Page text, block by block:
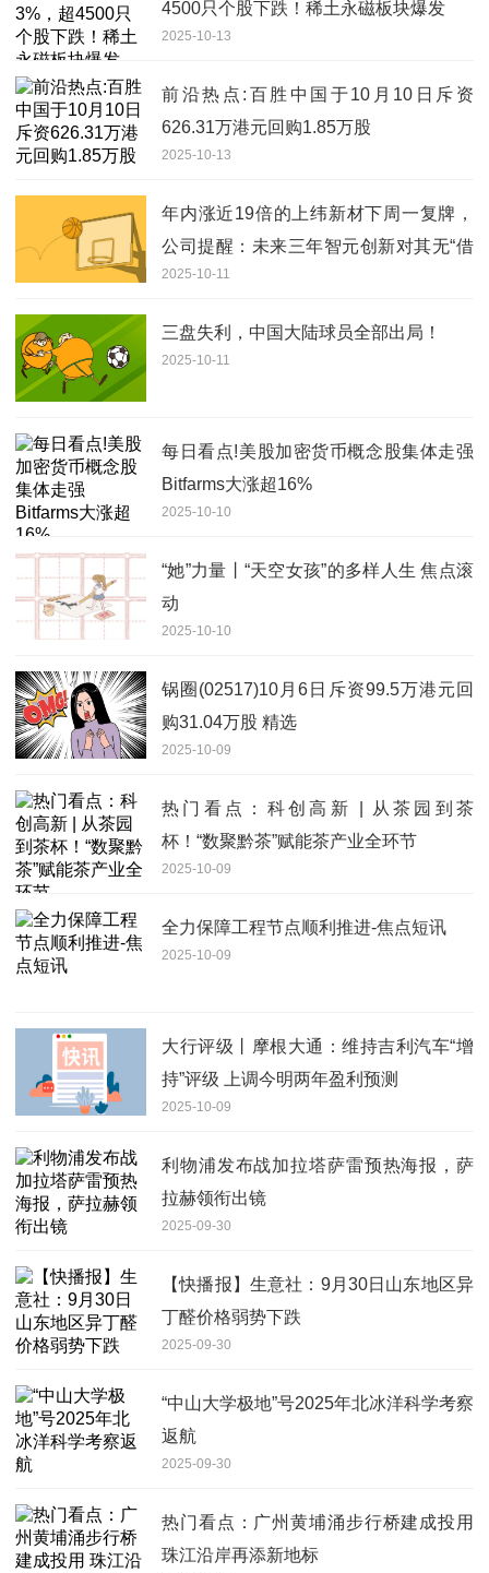
4500只个股下跌！稀土永磁板块爆发
2025-10-13
前沿热点:百胜中国于10月10日斥资
626.31万港元回购1.85万股
2025-10-13
年内涨近19倍的上纬新材下周一复牌，
公司提醒：未来三年智元创新对其无“借
壳”上市计划-报资讯
2025-10-11
三盘失利，中国大陆球员全部出局！
2025-10-11
每日看点!美股加密货币概念股集体走强
Bitfarms大涨超16%
2025-10-10
“她”力量丨“天空女孩”的多样人生 焦点滚
动
2025-10-10
锅圈(02517)10月6日斥资99.5万港元回
购31.04万股 精选
2025-10-09
热门看点：科创高新 | 从茶园到茶
杯！“数聚黔茶”赋能茶产业全环节
2025-10-09
全力保障工程节点顺利推进-焦点短讯
2025-10-09
大行评级丨摩根大通：维持吉利汽车“增
持”评级 上调今明两年盈利预测
2025-10-09
利物浦发布战加拉塔萨雷预热海报，萨
拉赫领衔出镜
2025-09-30
【快播报】生意社：9月30日山东地区异
丁醛价格弱势下跌
2025-09-30
“中山大学极地”号2025年北冰洋科学考察
返航
2025-09-30
热门看点：广州黄埔涌步行桥建成投用
珠江沿岸再添新地标